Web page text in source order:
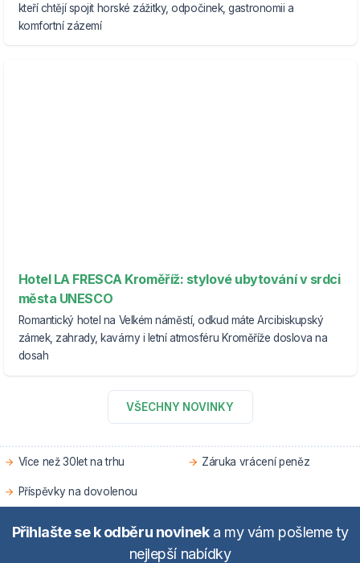
kteří chtějí spojit horské zážitky, odpočinek, gastronomii a
komfortní zázemí
Hotel LA FRESCA Kroměříž: stylové ubytování v srdci
města UNESCO
Romantický hotel na Velkém náměstí, odkud máte Arcibiskupský
zámek, zahrady, kavárny i letní atmosféru Kroměříže doslova na
dosah
VŠECHNY NOVINKY
Více než 30let na trhu Záruka vrácení peněz
Příspěvky na dovolenou
Přihlašte se k odběru novineka my vám pošleme ty
nejlepší nabídky